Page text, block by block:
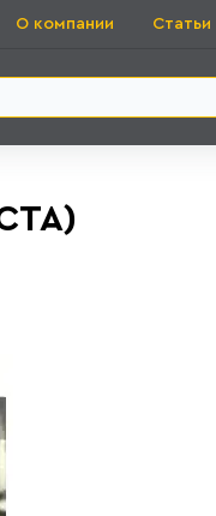
О компании Статьи